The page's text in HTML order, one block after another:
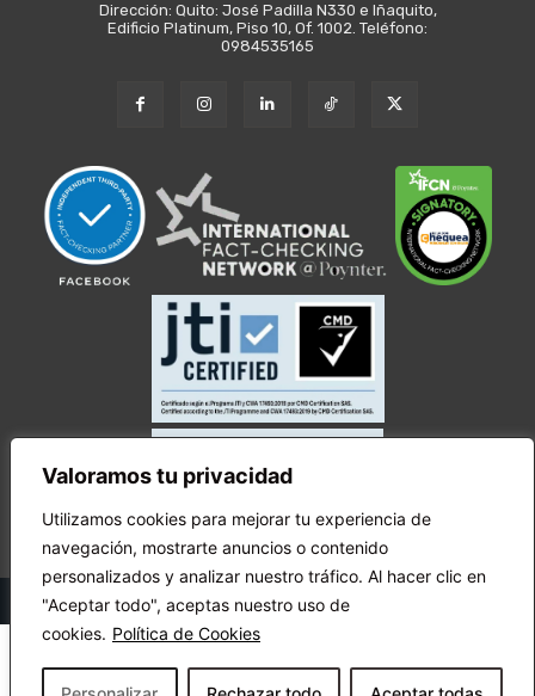
Valoramos tu privacidad
Utilizamos cookies para mejorar tu experiencia de
navegación, mostrarte anuncios o contenido
personalizados y analizar nuestro tráfico. Al hacer clic en
"Aceptar todo", aceptas nuestro uso de
cookies. Política de Cookies
Dirección: Quito: José Padilla N330 e Iñaquito,
Edificio Platinum, Piso 10, Of. 1002. Teléfono:
0984535165
© Copyright Ecuador Chequea 2025.